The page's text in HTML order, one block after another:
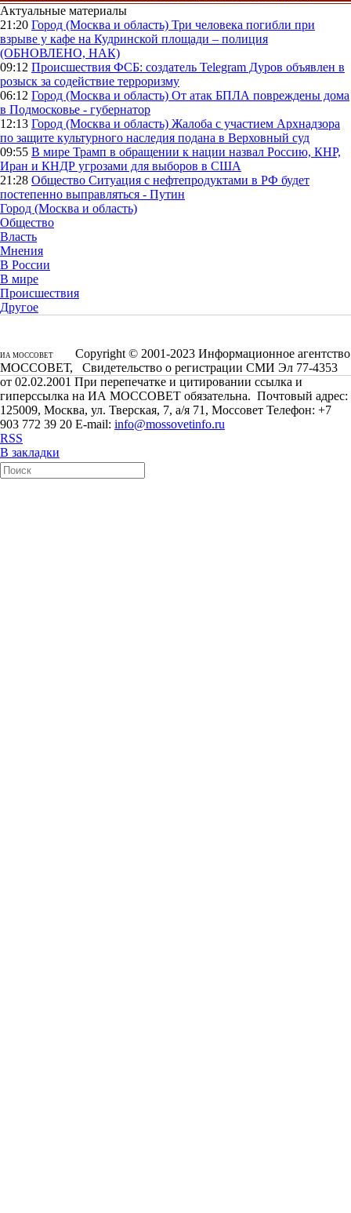
Актуальные материалы
21:20 Город (Москва и область) Три человека погибли при
взрыве у кафе на Кудринской площади – полиция
(ОБНОВЛЕНО, НАК)
09:12 Происшествия ФСБ: создатель Telegram Дуров объявлен в
розыск за содействие терроризму
06:12 Город (Москва и область) От атак БПЛА повреждены дома
в Подмосковье - губернатор
12:13 Город (Москва и область) Жалоба с участием Архнадзора
по защите культурного наследия подана в Верховный суд
09:55 В мире Трамп в обращении к нации назвал Россию, КНР,
Иран и КНДР угрозами для выборов в США
21:28 Общество Ситуация с нефтепродуктами в РФ будет
постепенно выправляться - Путин
Город (Москва и область)
Общество
Власть
Мнения
В России
В мире
Происшествия
Другое
ИА МОССОВЕТ
Copyright © 2001-2023 Информационное агентство
МОССОВЕТ, Свидетельство о регистрации СМИ Эл 77-4353
от 02.02.2001 При перепечатке и цитировании ссылка и
гиперссылка на ИА МОССОВЕТ обязательна. Почтовый адрес:
125009, Москва, ул. Тверская, 7, а/я 71, Моссовет Телефон: +7
903 772 39 20 E-mail: info@mossovetinfo.ru
RSS
В закладки